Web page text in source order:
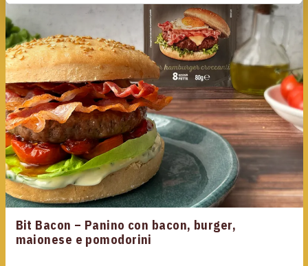
Bit Bacon – Panino con bacon, burger,
maionese e pomodorini